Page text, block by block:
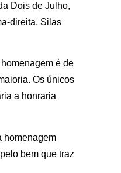
Dois de Julho,
direita, Silas
é de
Os únicos
a honraria
homenagem
bem que traz